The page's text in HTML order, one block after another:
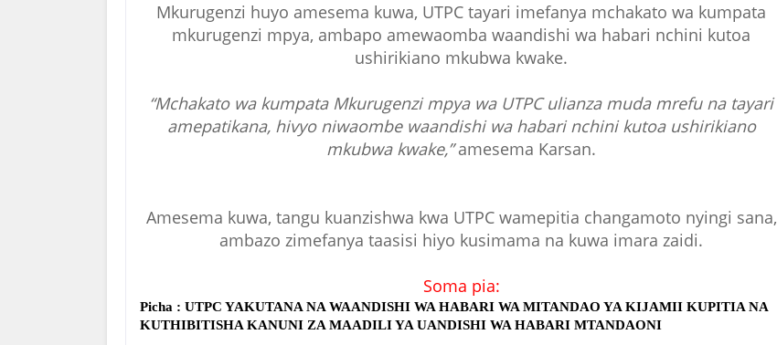
Mkurugenzi huyo amesema kuwa, UTPC tayari imefanya mchakato wa kumpata
mkurugenzi mpya, ambapo amewaomba waandishi wa habari nchini kutoa
ushirikiano mkubwa kwake.
“Mchakato wa kumpata Mkurugenzi mpya wa UTPC ulianza muda mrefu na tayari
amepatikana, hivyo niwaombe waandishi wa habari nchini kutoa ushirikiano
mkubwa kwake,”amesema Karsan.
Amesema kuwa, tangu kuanzishwa kwa UTPC wamepitia changamoto nyingi sana,
ambazo zimefanya taasisi hiyo kusimama na kuwa imara zaidi.
Soma pia:
Picha : UTPC YAKUTANA NA WAANDISHI WA HABARI WA MITANDAO YA KIJAMII KUPITIA NA
KUTHIBITISHA KANUNI ZA MAADILI YA UANDISHI WA HABARI MTANDAONI